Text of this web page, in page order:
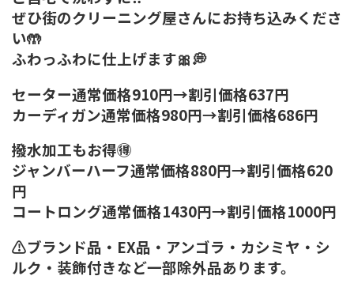
ぜひ街のクリーニング屋さんにお持ち込みくださ
い🤲
ふわっふわに仕上げます🎀💭
セーター通常価格910円→割引価格637円
カーディガン通常価格980円→割引価格686円
撥水加工もお得🉐
ジャンバーハーフ通常価格880円→割引価格620
円
コートロング通常価格1430円→割引価格1000円
⚠️ブランド品・EX品・アンゴラ・カシミヤ・シ
ルク・装飾付きなど一部除外品あります。